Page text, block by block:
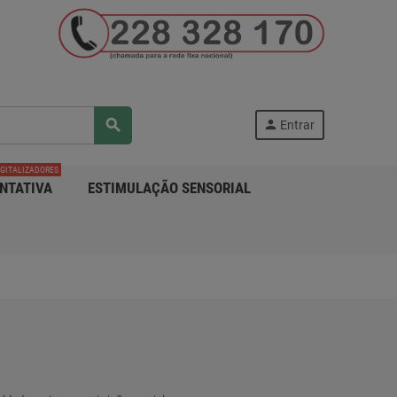
search person Entrar
ESTIMULAÇÃO SENSORIAL